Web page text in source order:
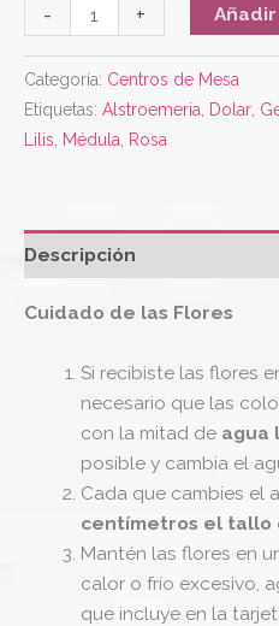
- +
Categoría: Centros de Mesa
Etiquetas: Alstroemeria Dolar
Lilis
Médula Rosa
Descripción
Cuidado de las Flores
Si recibiste las flores
necesario que las
con la mitad de agua
posible y cambia el
Cada que cambies el
centímetros el tallo
Mantén las flores en
calor o frío excesivo,
que incluye en la